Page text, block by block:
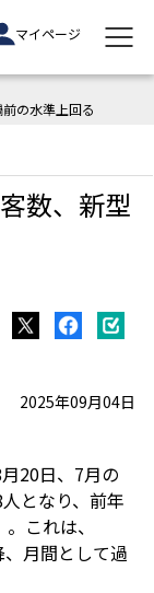
マイページ
の水準上回る
数、新型
2025年09月04日
20日、7月の
となり、前年
これは、
月間として過